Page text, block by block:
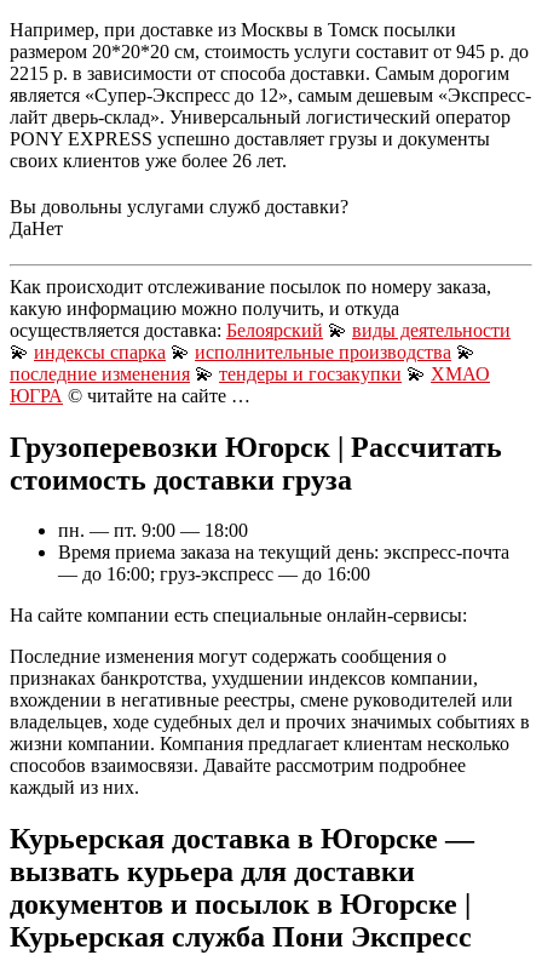
Например, при доставке из Москвы в Томск посылки
размером 20*20*20 см, стоимость услуги составит от 945 р. до
2215 р. в зависимости от способа доставки. Самым дорогим
является «Супер-Экспресс до 12», самым дешевым «Экспресс-
лайт дверь-склад». Универсальный логистический оператор
PONY EXPRESS успешно доставляет грузы и документы
своих клиентов уже более 26 лет.
Вы довольны услугами служб доставки?
ДаНет
Как происходит отслеживание посылок по номеру заказа,
какую информацию можно получить, и откуда
осуществляется доставка: Белоярский 💫 виды деятельности
💫 индексы спарка 💫 исполнительные производства 💫
последние изменения 💫 тендеры и госзакупки 💫 ХМАО
ЮГРА © читайте на сайте …
Грузоперевозки Югорск | Рассчитать
стоимость доставки груза
пн. — пт. 9:00 — 18:00
Время приема заказа на текущий день: экспресс-почта
— до 16:00; груз-экспресс — до 16:00
На сайте компании есть специальные онлайн-сервисы:
Последние изменения могут содержать сообщения о
признаках банкротства, ухудшении индексов компании,
вхождении в негативные реестры, смене руководителей или
владельцев, ходе судебных дел и прочих значимых событиях в
жизни компании. Компания предлагает клиентам несколько
способов взаимосвязи. Давайте рассмотрим подробнее
каждый из них.
Курьерская доставка в Югорске —
вызвать курьера для доставки
документов и посылок в Югорске |
Курьерская служба Пони Экспресс